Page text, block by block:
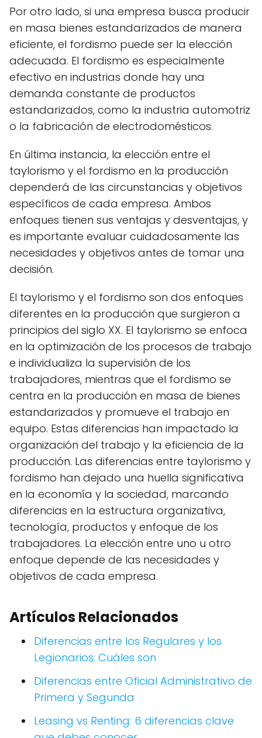
Por otro lado, si una empresa busca producir
en masa bienes estandarizados de manera
eficiente, el fordismo puede ser la elección
adecuada. El fordismo es especialmente
efectivo en industrias donde hay una
demanda constante de productos
estandarizados, como la industria automotriz
o la fabricación de electrodomésticos.
En última instancia, la elección entre el
taylorismo y el fordismo en la producción
dependerá de las circunstancias y objetivos
específicos de cada empresa. Ambos
enfoques tienen sus ventajas y desventajas, y
es importante evaluar cuidadosamente las
necesidades y objetivos antes de tomar una
decisión.
El taylorismo y el fordismo son dos enfoques
diferentes en la producción que surgieron a
principios del siglo XX. El taylorismo se enfoca
en la optimización de los procesos de trabajo
e individualiza la supervisión de los
trabajadores, mientras que el fordismo se
centra en la producción en masa de bienes
estandarizados y promueve el trabajo en
equipo. Estas diferencias han impactado la
organización del trabajo y la eficiencia de la
producción. Las diferencias entre taylorismo y
fordismo han dejado una huella significativa
en la economía y la sociedad, marcando
diferencias en la estructura organizativa,
tecnología, productos y enfoque de los
trabajadores. La elección entre uno u otro
enfoque depende de las necesidades y
objetivos de cada empresa.
Artículos Relacionados
Diferencias entre los Regulares y los
Legionarios: Cuáles son
Diferencias entre Oficial Administrativo de
Primera y Segunda
Leasing vs Renting: 6 diferencias clave